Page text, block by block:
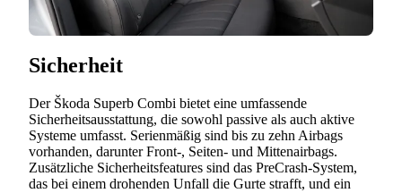
Sicherheit
Der Škoda Superb Combi bietet eine umfassende
Sicherheitsausstattung, die sowohl passive als auch aktive
Systeme umfasst. Serienmäßig sind bis zu zehn Airbags
vorhanden, darunter Front-, Seiten- und Mittenairbags.
Zusätzliche Sicherheitsfeatures sind das PreCrash-System,
das bei einem drohenden Unfall die Gurte strafft, und ein